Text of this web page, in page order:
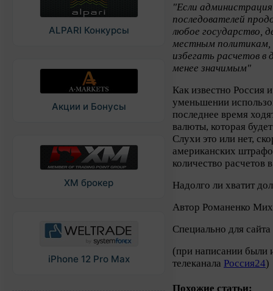
ALPARI Конкурсы
Акции и Бонусы
XM брокер
iPhone 12 Pro Max
"Если
последователей
любое государство,
местным политикам,
избегать расчетов в
менее значимым"
Как известно Россия
уменьшении
последнее время
валюты, которая
Слухи это или нет,
американских
количество расчетов
Надолго ли хватит
Автор Романенко
Специально для
(при написании были
телеканала Россия24)
Похожие статьи: